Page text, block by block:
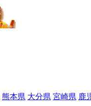
熊本県 大分県 宮崎県 鹿